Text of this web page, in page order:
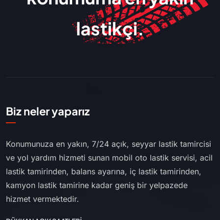
lastikçi.
Biz neler yaparız
Konumunuza en yakın, 7/24 açık, seyyar lastik tamircisi
ve yol yardım hizmeti sunan mobil oto lastik servisi, acil
lastik tamirinden, balans ayarına, iç lastik tamirinden,
kamyon lastik tamirine kadar geniş bir yelpazede
hizmet vermektedir.